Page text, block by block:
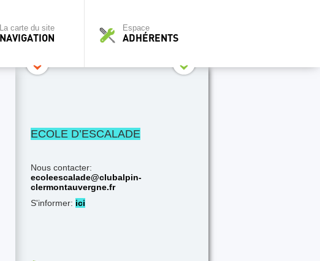
La carte du site
NAVIGATION
Espace
ADHÉRENTS
ECOLE D’ESCALADE
Nous contacter:
ecoleescalade@clubalpin-
clermontauvergne.fr
S'informer: ici